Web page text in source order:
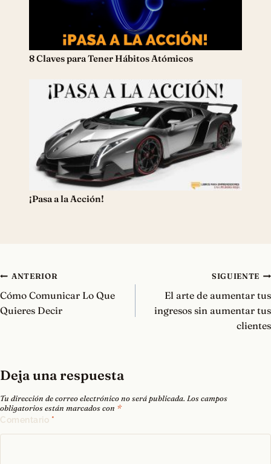
8 Claves para Tener Hábitos Atómicos
¡Pasa a la Acción!
Navegación
de
entradas
ANTERIOR
Cómo Comunicar Lo Que
Quieres Decir
SIGUIENTE
El arte de aumentar tus
ingresos sin aumentar tus
clientes
Deja una respuesta
Tu dirección de correo electrónico no será publicada. Los campos
obligatorios están marcados con *
Comentario *